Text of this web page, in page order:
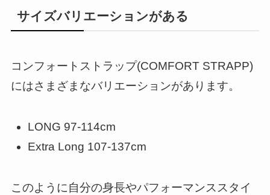
サイズバリエーションがある
コンフォートストラップ(COMFORT STRAPP)
にはさまざまなバリエーションがあります。
LONG 97-114cm
Extra Long 107-137cm
このように自分の身長やパフォーマンススタイ